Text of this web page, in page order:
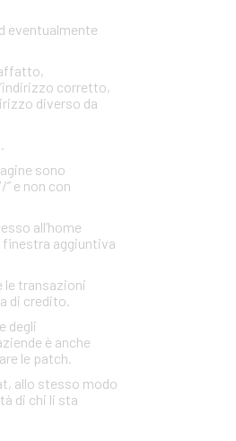
eventualmente
corretto,
diverso da
sono
e non con
all’home
finestra aggiuntiva
le transazioni
di credito.
degli
è anche
le patch.
allo stesso modo
di chi li sta